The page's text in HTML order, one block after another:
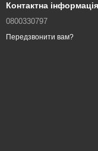
Контактна інформація
0800330797
Передзвонити вам?